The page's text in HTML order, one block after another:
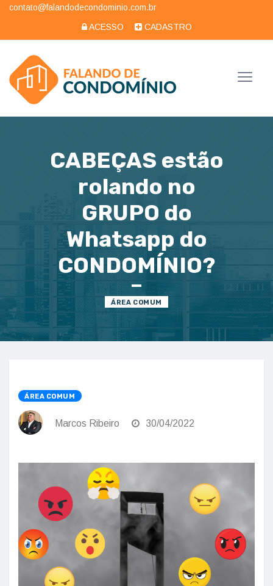
contato@falandodecondominio.com.br
ACESSO
CADASTRO
CABEÇAS estão
rolando no
GRUPO do
Whatsapp do
CONDOMÍNIO?
ÁREA COMUM
ÁREA COMUM
Marcos Ribeiro 30/04/2022